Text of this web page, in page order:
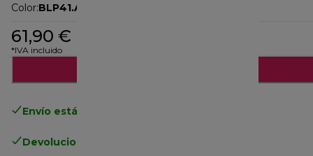
Color:BLP41.A0WH
61,90 €
*IVA incluido
Envío estándar gratuito
Devoluciones gratuitas